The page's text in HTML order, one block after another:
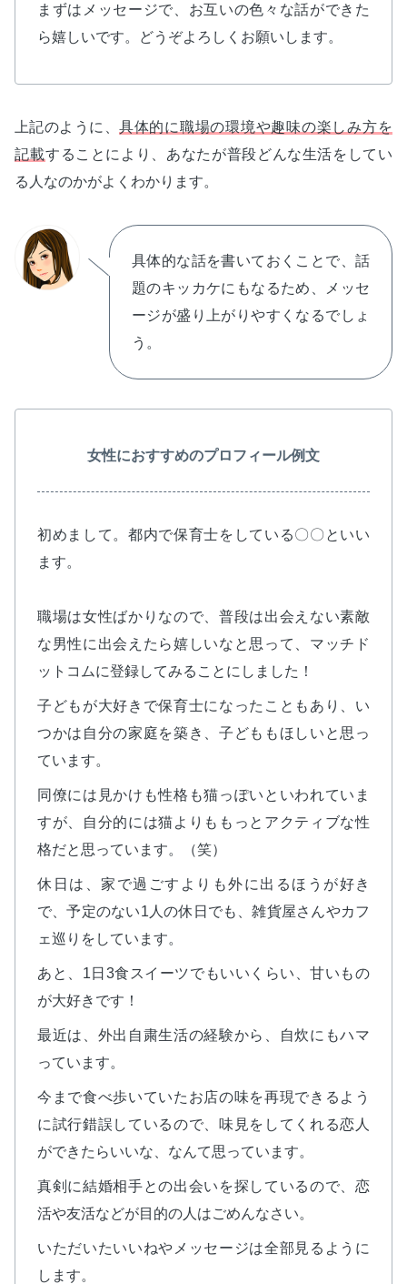
まずはメッセージで、お互いの色々な話ができた
ら嬉しいです。どうぞよろしくお願いします。
上記のように、 具体的に職場の環境や趣味の楽しみ方を
記載することにより、あなたが普段どんな生活をしてい
る人なのかがよくわかります。
具体的な話を書いておくことで、話
題のキッカケにもなるため、メッセ
ージが盛り上がりやすくなるでしょ
う。
女性におすすめのプロフィール例文
初めまして。都内で保育士をしている〇〇といい
ます。
職場は女性ばかりなので、普段は出会えない素敵
な男性に出会えたら嬉しいなと思って、マッチド
ットコムに登録してみることにしました！
子どもが大好きで保育士になったこともあり、い
つかは自分の家庭を築き、子どももほしいと思っ
ています。
同僚には見かけも性格も猫っぽいといわれていま
すが、自分的には猫よりももっとアクティブな性
格だと思っています。（笑）
休日は、家で過ごすよりも外に出るほうが好き
で、予定のない1人の休日でも、雑貨屋さんやカフ
ェ巡りをしています。
あと、1日3食スイーツでもいいくらい、甘いもの
が大好きです！
最近は、外出自粛生活の経験から、自炊にもハマ
っています。
今まで食べ歩いていたお店の味を再現できるよう
に試行錯誤しているので、味見をしてくれる恋人
ができたらいいな、なんて思っています。
真剣に結婚相手との出会いを探しているので、恋
活や友活などが目的の人はごめんなさい。
いただいたいいねやメッセージは全部見るように
します。